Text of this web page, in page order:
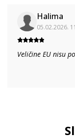
Halima
05.02.2026.
Veličine EU nisu